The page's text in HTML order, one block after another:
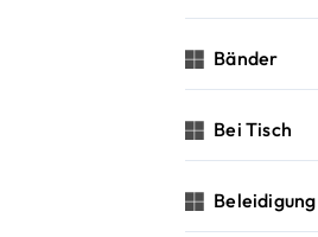
Bänder
Bei Tisch
Beleidigung